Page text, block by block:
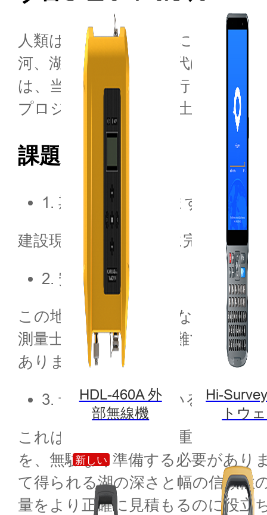
HDL-460A 外
部無線機
Hi-
トウ
新しい
人類はますます野心的になり、開
河、湖との関係は、近代ほど緊密
は、当局は環境評価を行った後、
プロジェクトに必要な土地を正確
課題
1. 期日を締め切ります。
建設現場は1か月以内に完成させ
2. 安全上のリスク
この地域はかつて広大な沼地で、
測量士の安全確保は困難です。さ
あります。
3. 予算が限られている。
これは考慮すべき最も重要な要素
を、無駄なく準備する必要があり
て得られる湖の深さと幅の信頼性
量をより正確に見積もるのに役立